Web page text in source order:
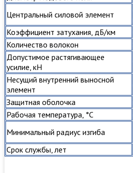
Центральный силовой элемент
Коэффициент затухания, дБ/км
Количество волокон
Допустимое растягивающее
усилие, кН
Несущий внутренний выносной
элемент
Защитная оболочка
Рабочая температура, °С
Минимальный радиус изгиба
Срок службы, лет